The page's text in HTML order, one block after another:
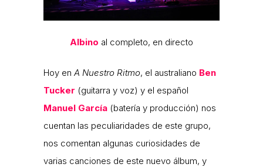
Albino al completo, en directo
Hoy en A Nuestro Ritmo, el australiano Ben
Tucker (guitarra y voz) y el español
Manuel García (batería y producción) nos
cuentan las peculiaridades de este grupo,
nos comentan algunas curiosidades de
varias canciones de este nuevo álbum, y